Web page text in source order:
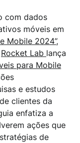
com dados
móveis em
Mobile 2024”,
Rocket Lab lança
para Mobile
e estudos
clientes da
enfatiza a
ações que
de